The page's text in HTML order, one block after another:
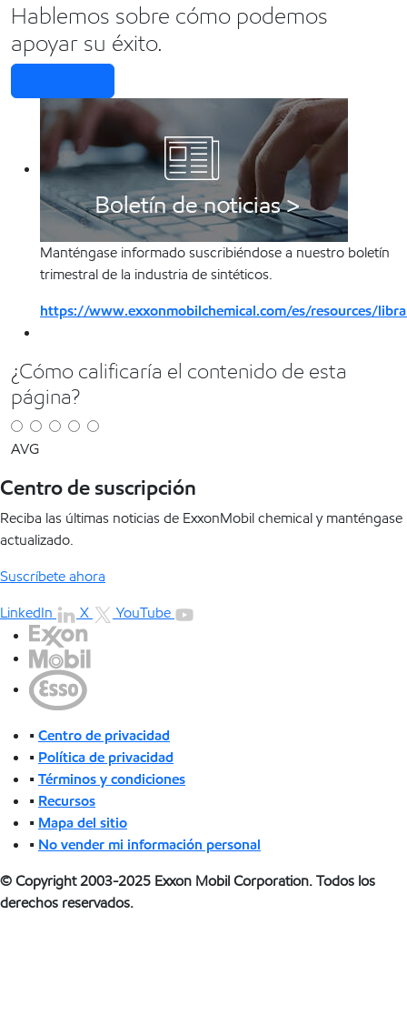
Hablemos sobre cómo podemos
apoyar su éxito.
Manténgase informado suscribiéndose a nuestro boletín
trimestral de la industria de sintéticos.
https://www.exxonmobilchemical.com/es/resources/
¿Cómo calificaría el contenido de esta
página?
AVG
Centro de suscripción
Reciba las últimas noticias de ExxonMobil chemical y manténgase
actualizado.
Suscríbete ahora
LinkedIn
X YouTube
•Centro de privacidad
• Política de privacidad
•Términos y condiciones
• Recursos
• Mapa del sitio
• No vender mi información personal
© Copyright 2003-2025 Exxon Mobil Corporation. Todos los
derechos reservados.